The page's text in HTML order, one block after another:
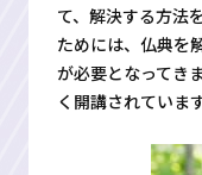
て、解決する方法
ためには、仏典を
が必要となってき
く開講されています